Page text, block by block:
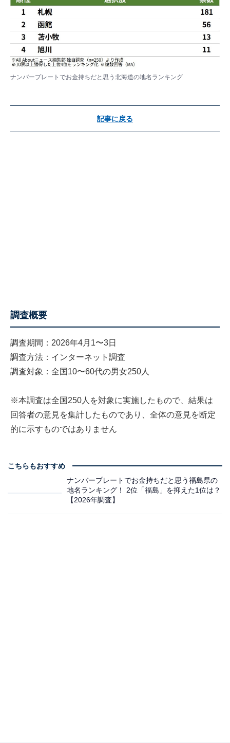
ナンバープレートでお金持ちだと思う北海道の地名ランキング
記事に戻る
調査概要
調査期間：2026年4月1〜3日
調査方法：インターネット調査
調査対象：全国10〜60代の男女250人
※本調査は全国250人を対象に実施したもので、結果は
回答者の意見を集計したものであり、全体の意見を断定
的に示すものではありません
こちらもおすすめ
ナンバープレートでお金持ちだと思う福島県の
地名ランキング！ 2位「福島」を抑えた1位は？
【2026年調査】